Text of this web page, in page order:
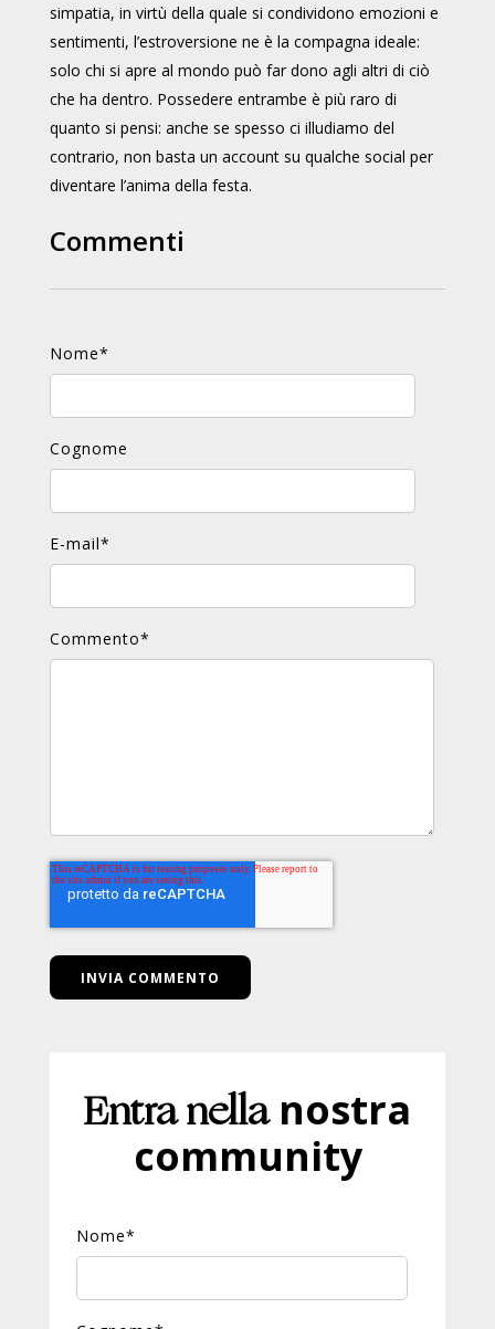
simpatia, in virtù della quale si condividono emozioni e
sentimenti, l’estroversione ne è la compagna ideale:
solo chi si apre al mondo può far dono agli altri di ciò
che ha dentro. Possedere entrambe è più raro di
quanto si pensi: anche se spesso ci illudiamo del
contrario, non basta un account su qualche social per
diventare l’anima della festa.
Commenti
Nome*
Cognome
E-mail*
Commento*
Entra nellanostra
community
Nome*